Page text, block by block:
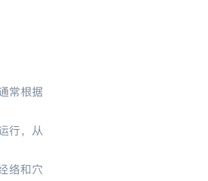
常根据
行，从
络和穴